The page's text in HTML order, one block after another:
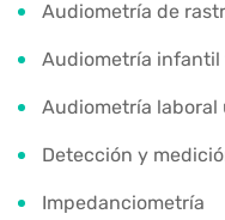
Audiometría de
Audiometría infantil
Audiometría laboral
Detección y
Impedanciometría